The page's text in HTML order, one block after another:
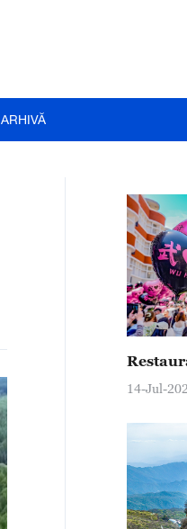
ARHIVĂ
14-Jul-